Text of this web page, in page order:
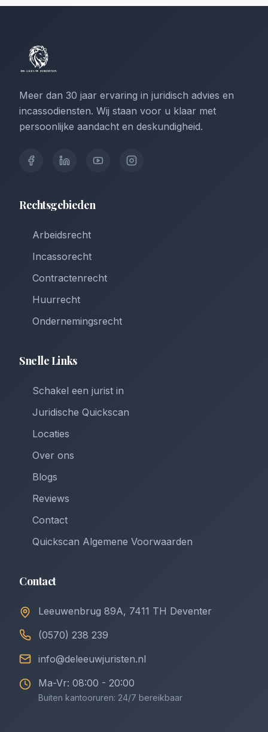
Meer dan 30 jaar ervaring in juridisch advies en
incassodiensten. Wij staan voor u klaar met
persoonlijke aandacht en deskundigheid.
Rechtsgebieden
Arbeidsrecht
Incassorecht
Contractenrecht
Huurrecht
Ondernemingsrecht
Snelle Links
Schakel een jurist in
Juridische Quickscan
Locaties
Over ons
Blogs
Reviews
Contact
Quickscan Algemene Voorwaarden
Contact
Leeuwenbrug 89A, 7411 TH Deventer
(0570) 238 239
info@deleeuwjuristen.nl
Ma-Vr: 08:00 - 20:00
Buiten kantooruren: 24/7 bereikbaar